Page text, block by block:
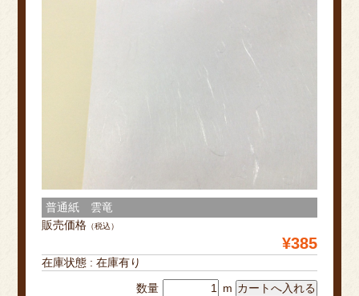
普通紙 雲竜
販売価格 （税込）
¥385
在庫状態 : 在庫有り
数量
m